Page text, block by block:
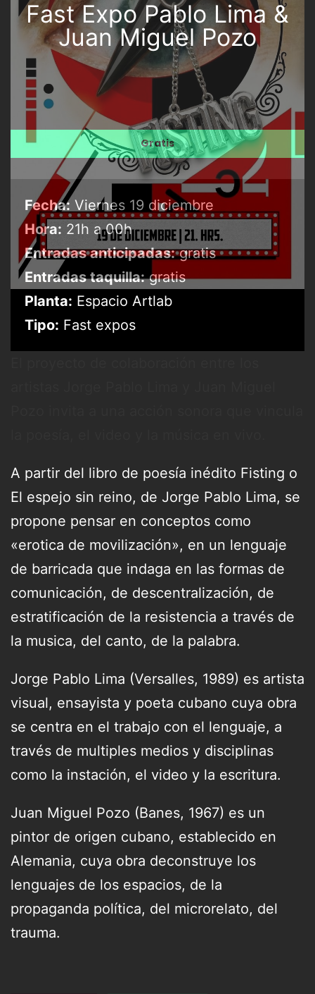
Fast Expo Pablo Lima &
Juan Miguel Pozo
Gratis
Fecha: Viernes 19 diciembre
Hora: 21h a 00h
Entradas anticipadas:gratis
Entradas taquilla:gratis
Planta: Espacio Artlab
Tipo: Fast expos
A partir del libro de poesía inédito Fisting o
El espejo sin reino, de Jorge Pablo Lima, se
propone pensar en conceptos como
«erotica de movilización», en un lenguaje
de barricada que indaga en las formas de
comunicación, de descentralización, de
estratificación de la resistencia a través de
la musica, del canto, de la palabra.
Jorge Pablo Lima (Versalles, 1989) es artista
visual, ensayista y poeta cubano cuya obra
se centra en el trabajo con el lenguaje, a
través de multiples medios y disciplinas
como la instación, el video y la escritura.
Juan Miguel Pozo (Banes, 1967) es un
pintor de origen cubano, establecido en
Alemania, cuya obra deconstruye los
lenguajes de los espacios, de la
propaganda política, del microrelato, del
trauma.